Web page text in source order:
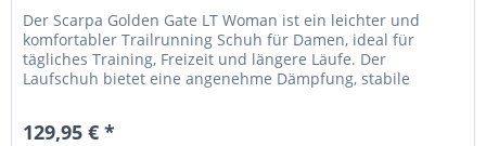
Der Scarpa Golden Gate LT Woman ist ein leichter und
komfortabler Trailrunning Schuh für Damen, ideal für
tägliches Training, Freizeit und längere Läufe. Der
Laufschuh bietet eine angenehme Dämpfung, stabile
129,95 € *